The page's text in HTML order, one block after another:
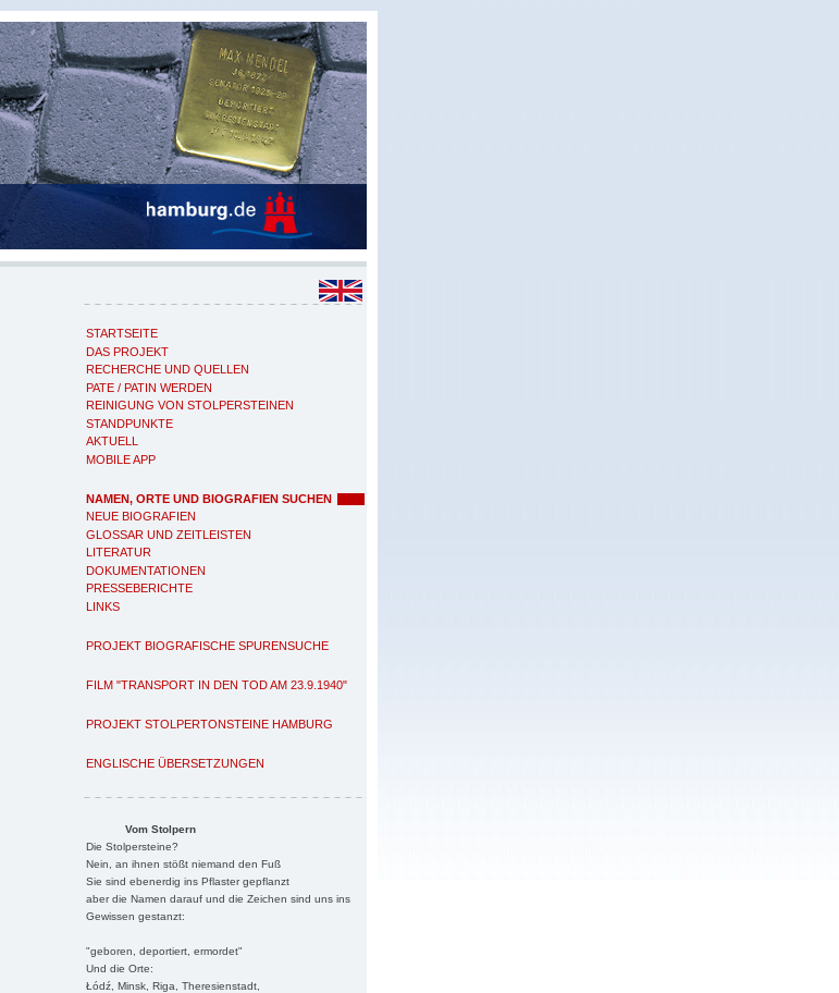
STARTSEITE
DAS PROJEKT
RECHERCHE UND QUELLEN
PATE / PATIN WERDEN
REINIGUNG VON STOLPERSTEINEN
STANDPUNKTE
AKTUELL
MOBILE APP
NAMEN, ORTE UND BIOGRAFIEN SUCHEN
NEUE BIOGRAFIEN
GLOSSAR UND ZEITLEISTEN
LITERATUR
DOKUMENTATIONEN
PRESSEBERICHTE
LINKS
PROJEKT BIOGRAFISCHE SPURENSUCHE
FILM "TRANSPORT IN DEN TOD AM 23.9.1940"
PROJEKT STOLPERTONSTEINE HAMBURG
ENGLISCHE ÜBERSETZUNGEN
Vom Stolpern
Die Stolpersteine?
Nein, an ihnen stößt niemand den Fuß
Sie sind ebenerdig ins Pflaster gepflanzt
aber die Namen darauf und die Zeichen sind uns ins
Gewissen gestanzt:
"geboren, deportiert, ermordet"
Und die Orte:
Łódź, Minsk, Riga, Theresienstadt,